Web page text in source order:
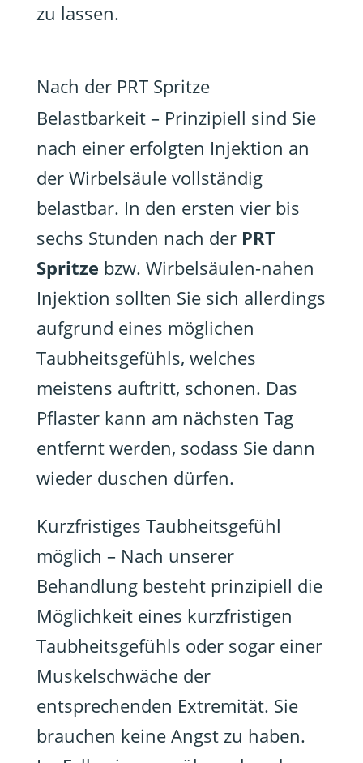
zu lassen.
Nach der PRT Spritze
Belastbarkeit – Prinzipiell sind Sie
nach einer erfolgten Injektion an
der Wirbelsäule vollständig
belastbar. In den ersten vier bis
sechs Stunden nach der PRT
Spritze bzw. Wirbelsäulen-nahen
Injektion sollten Sie sich allerdings
aufgrund eines möglichen
Taubheitsgefühls, welches
meistens auftritt, schonen. Das
Pflaster kann am nächsten Tag
entfernt werden, sodass Sie dann
wieder duschen dürfen.
Kurzfristiges Taubheitsgefühl
möglich – Nach unserer
Behandlung besteht prinzipiell die
Möglichkeit eines kurzfristigen
Taubheitsgefühls oder sogar einer
Muskelschwäche der
entsprechenden Extremität. Sie
brauchen keine Angst zu haben.